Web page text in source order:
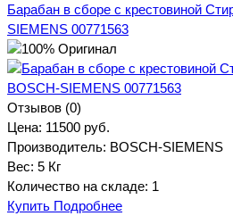
Барабан в сборе с крестовиной
SIEMENS 00771563
Отзывов (0)
Цена: 11500 руб.
Производитель: BOSCH-SIEMENS
Вес: 5 Кг
Количество на складе: 1
Купить Подробнее